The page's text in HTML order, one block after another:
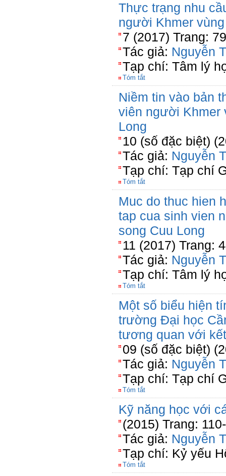
Thực trạng nhu
người Khmer
7 (2017) Trang:
Tác giả: Nguyễn
Tạp chí: Tâm lý
Tóm tắt
Niềm tin vào bản
viên người Khmer
Long
10 (số đặc biệt)
Tác giả: Nguyễn
Tạp chí: Tạp chí
Tóm tắt
Muc do thuc hien
tap cua sinh vien
song Cuu Long
11 (2017) Trang:
Tác giả: Nguyễn
Tạp chí: Tâm lý
Tóm tắt
Một số biểu hiện
trường Đại học
tương quan với
09 (số đặc biệt)
Tác giả: Nguyễn
Tạp chí: Tạp chí
Tóm tắt
Kỹ năng học với
(2015) Trang:
Tác giả: Nguyễn
Tạp chí: Kỷ yếu
Tóm tắt